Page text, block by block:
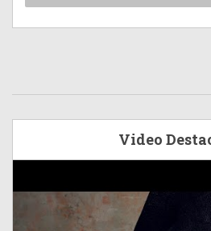
Video